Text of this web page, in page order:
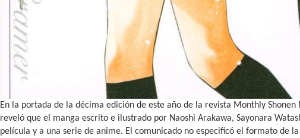
En la portada de la décima edición de este año de la revista Monthly
reveló que el manga escrito e ilustrado por Naoshi Arakawa, Sayonara
película y a una serie de anime. El comunicado no especificó el formato de